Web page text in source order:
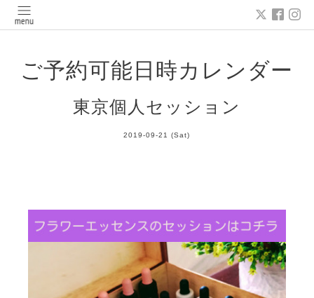
ご予約可能日時カレンダー
東京個人セッション
2019-09-21 (Sat)